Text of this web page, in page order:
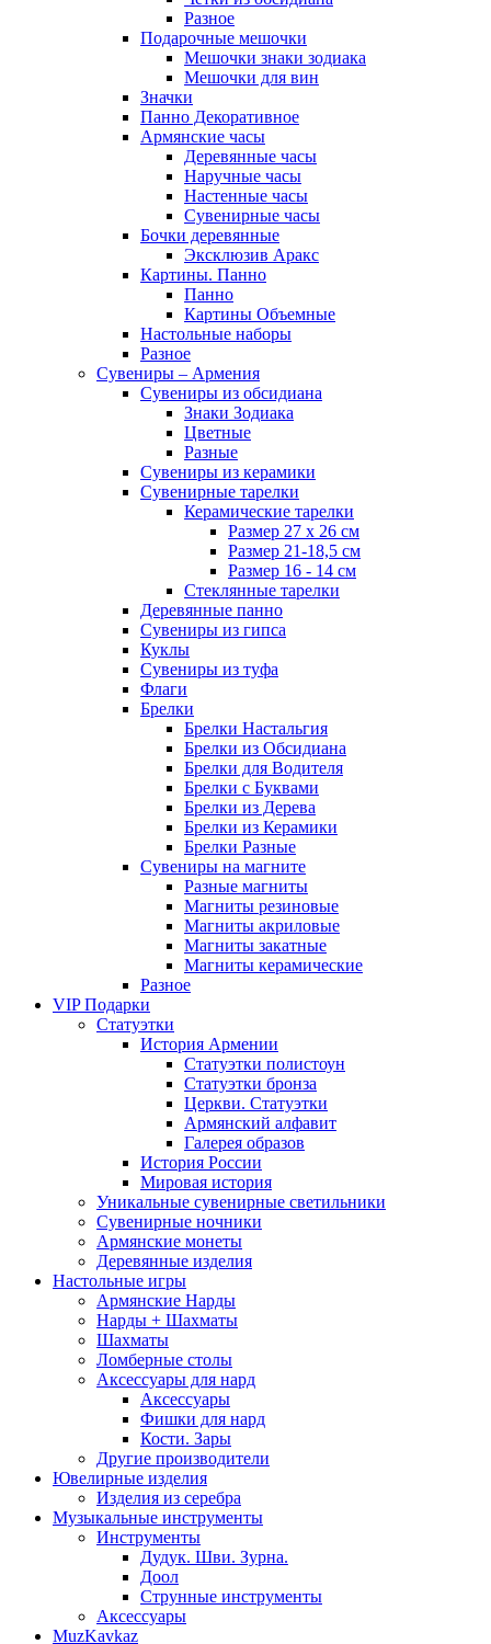
Разное
Подарочные мешочки
Мешочки знаки зодиака
Мешочки для вин
Значки
Панно Декоративное
Армянские часы
Деревянные часы
Наручные часы
Настенные часы
Сувенирные часы
Бочки деревянные
Эксклюзив Аракс
Картины. Панно
Панно
Картины Объемные
Настольные наборы
Разное
Сувениры – Армения
Сувениры из обсидиана
Знаки Зодиака
Цветные
Разные
Сувениры из керамики
Сувенирные тарелки
Керамические тарелки
Размер 27 х 26 см
Размер 21-18,5 см
Размер 16 - 14 см
Стеклянные тарелки
Деревянные панно
Сувениры из гипса
Куклы
Сувениры из туфа
Флаги
Брелки
Брелки Настальгия
Брелки из Обсидиана
Брелки для Водителя
Брелки с Буквами
Брелки из Дерева
Брелки из Керамики
Брелки Разные
Сувениры на магните
Разные магниты
Магниты резиновые
Магниты акриловые
Магниты закатные
Магниты керамические
Разное
VIP Подарки
Статуэтки
История Армении
Статуэтки полистоун
Статуэтки бронза
Церкви. Статуэтки
Армянский алфавит
Галерея образов
История России
Мировая история
Уникальные сувенирные светильники
Сувенирные ночники
Армянские монеты
Деревянные изделия
Настольные игры
Армянские Нарды
Нарды + Шахматы
Шахматы
Ломберные столы
Аксессуары для нард
Аксессуары
Фишки для нард
Кости. Зары
Другие производители
Ювелирные изделия
Изделия из серебра
Музыкальные инструменты
Инструменты
Дудук. Шви. Зурна.
Доол
Струнные инструменты
Аксессуары
MuzKavkaz